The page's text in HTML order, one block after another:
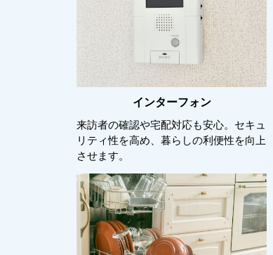
インターフォン
来訪者の確認や宅配対応も安心。セキュ
リティ性を高め、暮らしの利便性を向上
させます。